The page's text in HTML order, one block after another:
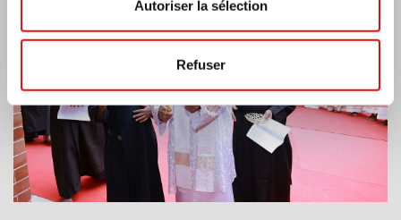
Autoriser la sélection
Refuser